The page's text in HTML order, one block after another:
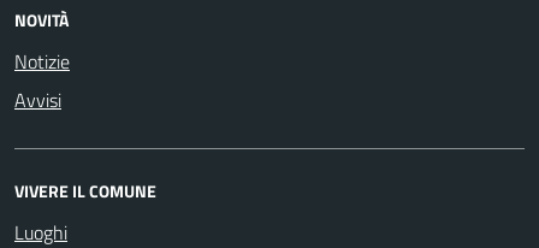
NOVITÀ
Notizie
Avvisi
VIVERE IL COMUNE
Luoghi